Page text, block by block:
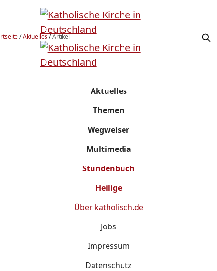
/Aktuelles/Artikel
Aktuelles
Themen
Wegweiser
Multimedia
Stundenbuch
Heilige
Über katholisch.de
Jobs
Impressum
Datenschutz